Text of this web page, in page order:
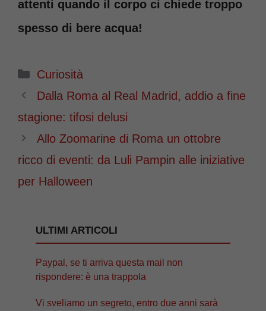
attenti quando il corpo ci chiede troppo
spesso di bere acqua!
Categorie
Curiosità
Dalla Roma al Real Madrid, addio a fine
stagione: tifosi delusi
Allo Zoomarine di Roma un ottobre
ricco di eventi: da Luli Pampin alle iniziative
per Halloween
ULTIMI ARTICOLI
Paypal, se ti arriva questa mail non
rispondere: è una trappola
Vi sveliamo un segreto, entro due anni sarà